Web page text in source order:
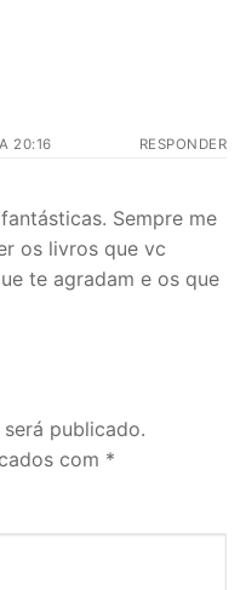
20:16 RESPONDER
Sempre me
os livros que vc
te agradam e os que
publicado.
com *